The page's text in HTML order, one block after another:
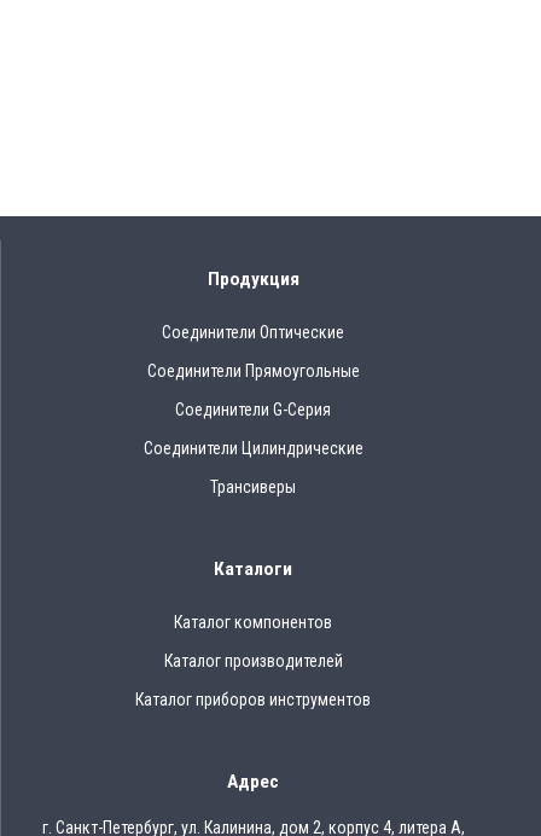
Продукция
Соединители Оптические
Соединители Прямоугольные
Соединители G-Серия
Соединители Цилиндрические
Трансиверы
Каталоги
Каталог компонентов
Каталог производителей
Каталог приборов инструментов
Адрес
г. Санкт-Петербург, ул. Калинина, дом 2, корпус 4, литера А,